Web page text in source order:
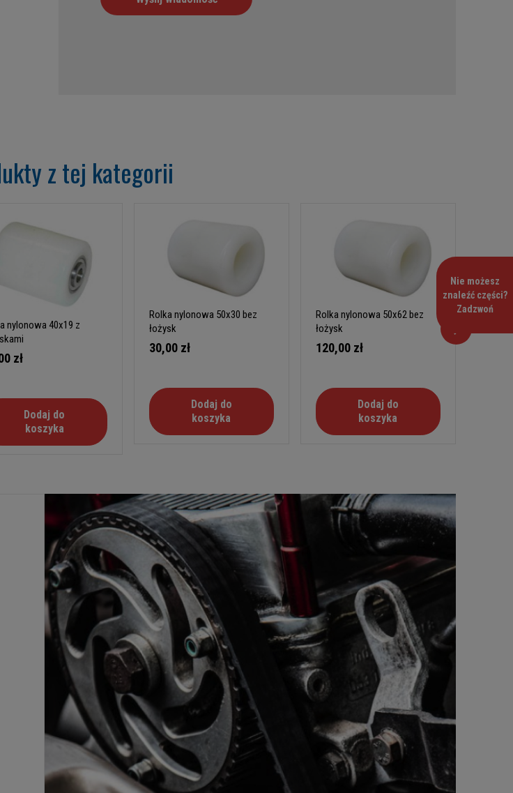
z tej kategorii
nylonowa 40x19 z
zł
Dodaj do
koszyka
Rolka nylonowa 50x30 bez
łożysk
30,00 zł
Dodaj do
koszyka
Rolka nylonowa 50x62 bez
łożysk
120,00 zł
Dodaj do
koszyka
Nie możesz
znaleźć części?
Zadzwoń